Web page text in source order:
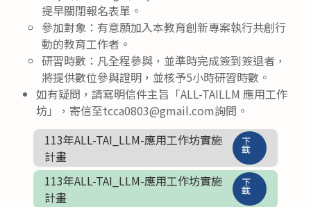
提早關閉報名表單。
參加對象：有意願加入本教育創新專案執行共創行
動的教育工作者。
研習時數：凡全程參與，並準時完成簽到簽退者，
將提供數位參與證明，並核予5小時研習時數。
如有疑問，請寫明信件主旨「ALL-TAILLM 應用工作
坊」，寄信至tcca0803@gmail.com詢問。
113年ALL-TAI_LLM-應用工作坊實施
計畫
下
載
113年ALL-TAI_LLM-應用工作坊實施
計畫
下
載